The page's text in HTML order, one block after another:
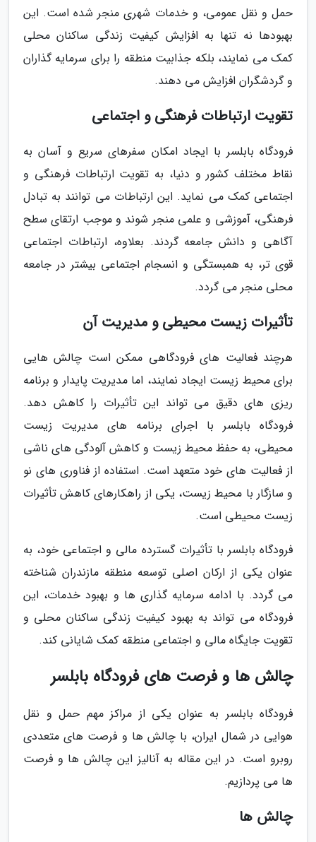
حمل و نقل عمومی، و خدمات شهری منجر شده است. این
بهبودها نه تنها به افزایش کیفیت زندگی ساکنان محلی
کمک می نمایند، بلکه جذابیت منطقه را برای سرمایه گذاران
و گردشگران افزایش می دهند.
تقویت ارتباطات فرهنگی و اجتماعی
فرودگاه بابلسر با ایجاد امکان سفرهای سریع و آسان به
نقاط مختلف کشور و دنیا، به تقویت ارتباطات فرهنگی و
اجتماعی کمک می نماید. این ارتباطات می توانند به تبادل
فرهنگی، آموزشی و علمی منجر شوند و موجب ارتقای سطح
آگاهی و دانش جامعه گردند. بعلاوه، ارتباطات اجتماعی
قوی تر، به همبستگی و انسجام اجتماعی بیشتر در جامعه
محلی منجر می گردد.
تأثیرات زیست محیطی و مدیریت آن
هرچند فعالیت های فرودگاهی ممکن است چالش هایی
برای محیط زیست ایجاد نمایند، اما مدیریت پایدار و برنامه
ریزی های دقیق می تواند این تأثیرات را کاهش دهد.
فرودگاه بابلسر با اجرای برنامه های مدیریت زیست
محیطی، به حفظ محیط زیست و کاهش آلودگی های ناشی
از فعالیت های خود متعهد است. استفاده از فناوری های نو
و سازگار با محیط زیست، یکی از راهکارهای کاهش تأثیرات
زیست محیطی است.
فرودگاه بابلسر با تأثیرات گسترده مالی و اجتماعی خود، به
عنوان یکی از ارکان اصلی توسعه منطقه مازندران شناخته
می گردد. با ادامه سرمایه گذاری ها و بهبود خدمات، این
فرودگاه می تواند به بهبود کیفیت زندگی ساکنان محلی و
تقویت جایگاه مالی و اجتماعی منطقه کمک شایانی کند.
چالش ها و فرصت های فرودگاه بابلسر
فرودگاه بابلسر به عنوان یکی از مراکز مهم حمل و نقل
هوایی در شمال ایران، با چالش ها و فرصت های متعددی
روبرو است. در این مقاله به آنالیز این چالش ها و فرصت
ها می پردازیم.
چالش ها